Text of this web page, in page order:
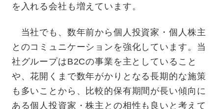
を入れる会社も増えています。
当社でも、数年前から個人投資家・個人株主
とのコミュニケーションを強化しています。当
社グループはB2Cの事業を主としていること
や、花開くまで数年がかりとなる長期的な施策
も多いことから、比較的保有期間が長い傾向に
ある個人投資家・株主との相性も良いと考えて